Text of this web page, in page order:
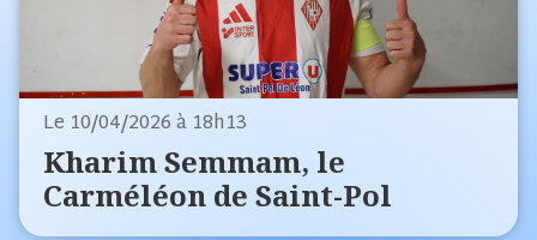
Le 10/04/2026 à 18h13
Kharim Semmam, le
Carméléon de Saint-Pol